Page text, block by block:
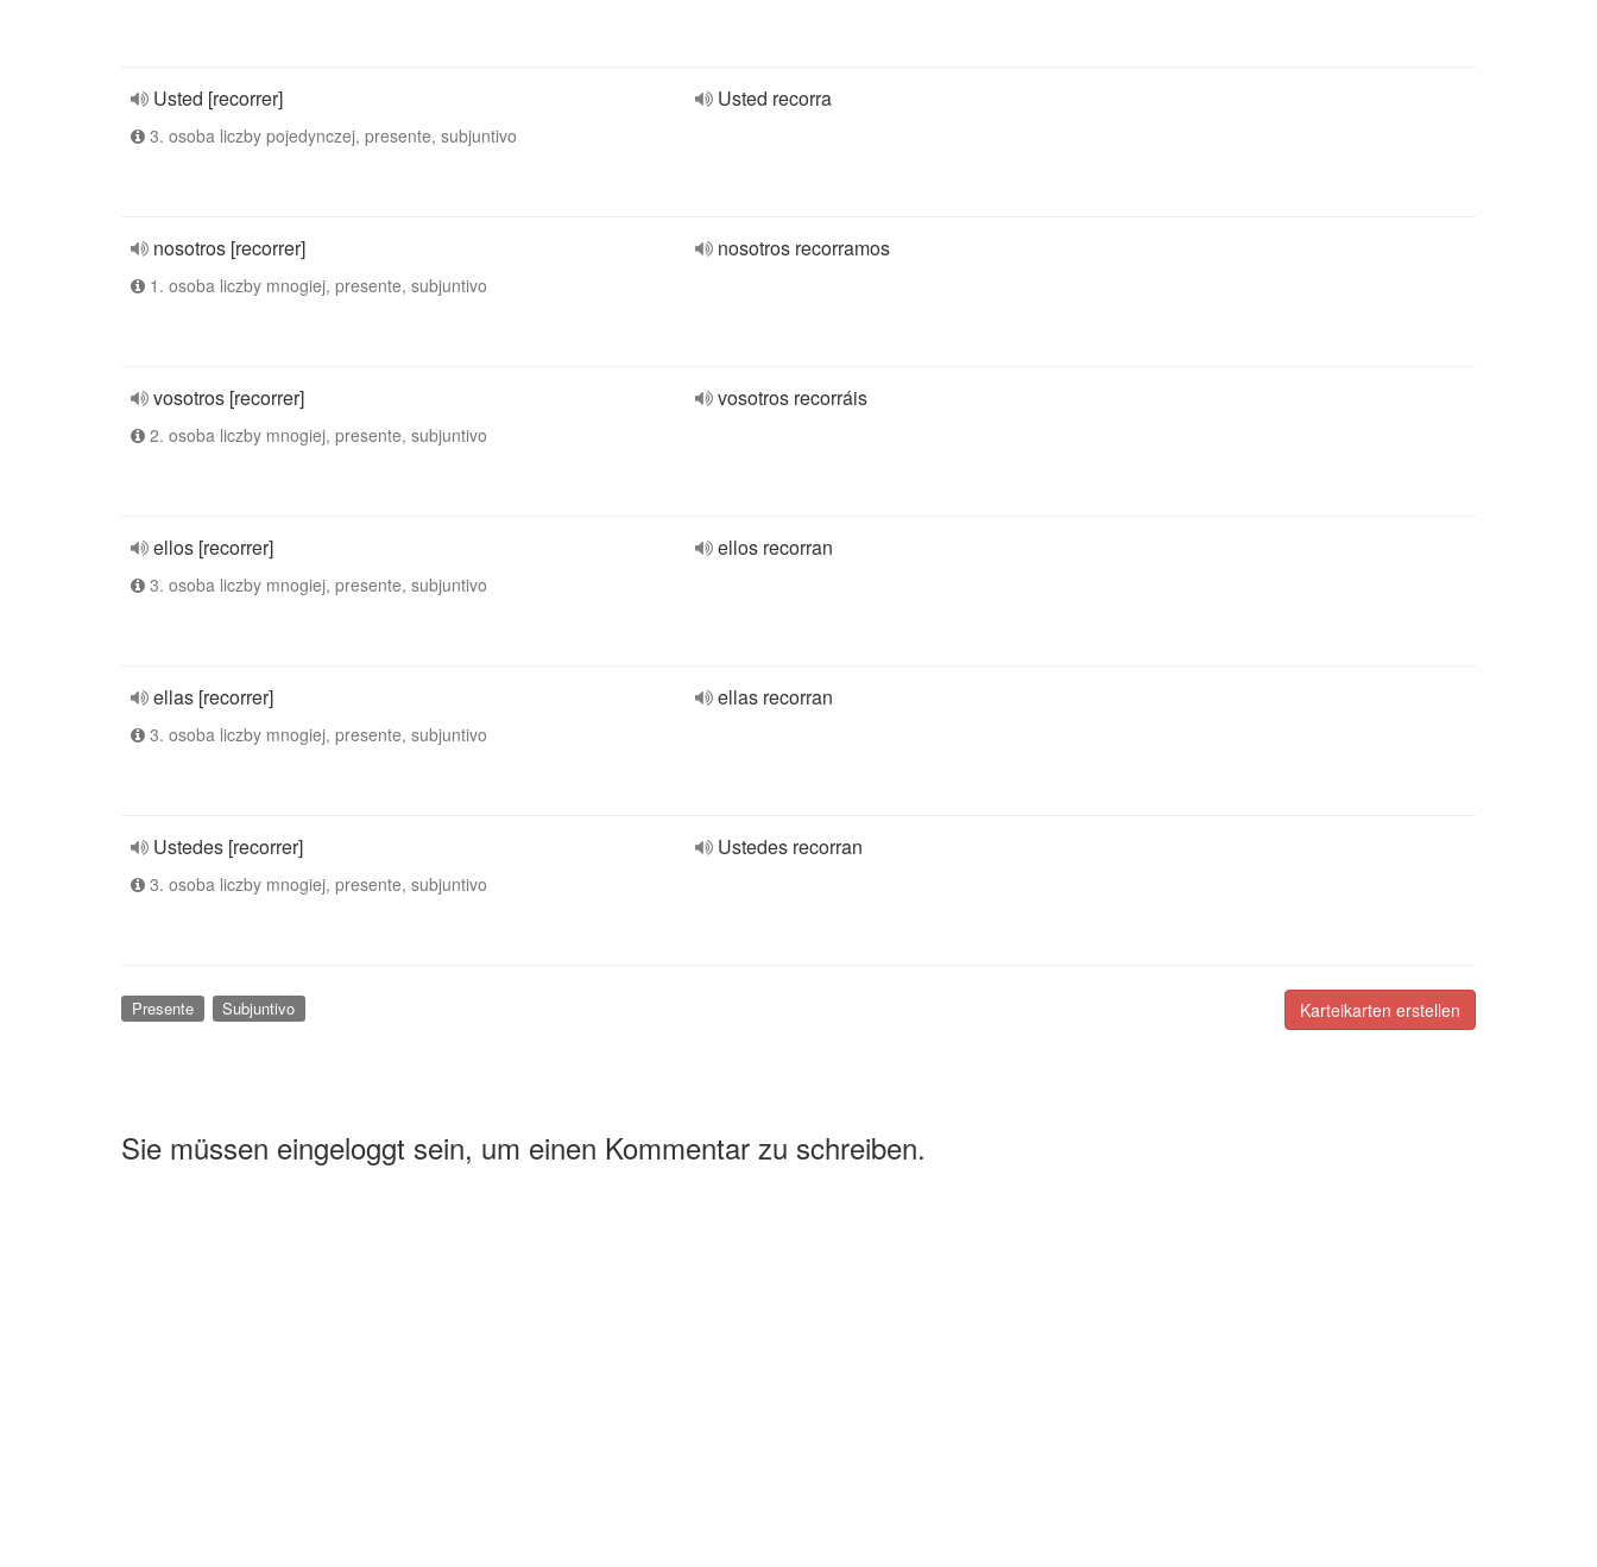
Usted [recorrer]
3. osoba liczby pojedynczej, presente, subjuntivo
Usted recorra
nosotros [recorrer]
1. osoba liczby mnogiej, presente, subjuntivo
nosotros recorramos
vosotros [recorrer]
2. osoba liczby mnogiej, presente, subjuntivo
vosotros recorráis
ellos [recorrer]
3. osoba liczby mnogiej, presente, subjuntivo
ellos recorran
ellas [recorrer]
3. osoba liczby mnogiej, presente, subjuntivo
ellas recorran
Ustedes [recorrer]
3. osoba liczby mnogiej, presente, subjuntivo
Ustedes recorran
Karteikarten erstellen
Presente Subjuntivo
Sie müssen eingeloggt sein, um einen Kommentar zu schreiben.